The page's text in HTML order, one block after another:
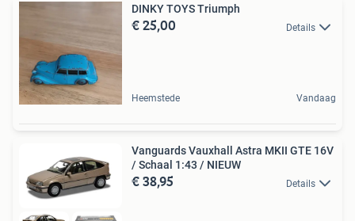
DINKY TOYS Triumph
€ 25,00 Details
Heemstede Vandaag
Vanguards Vauxhall Astra MKII GTE 16V
/ Schaal 1:43 / NIEUW
€ 38,95 Details